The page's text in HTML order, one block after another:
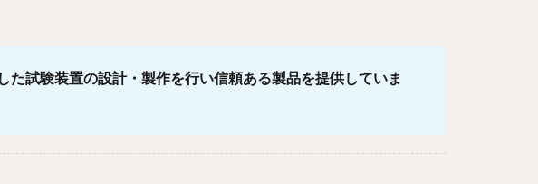
試験装置の設計・製作を行い信頼ある製品を提供していま